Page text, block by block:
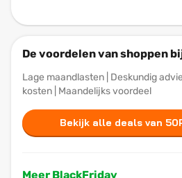
De voordelen van shoppen
Lage maandlasten | Deskundig
kosten | Maandelijks voordeel
Bekijk alle deals van
Meer BlackFriday